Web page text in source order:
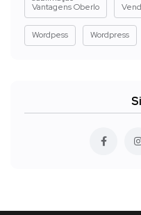
Vantagens Oberlo
Wordpess Wordpress